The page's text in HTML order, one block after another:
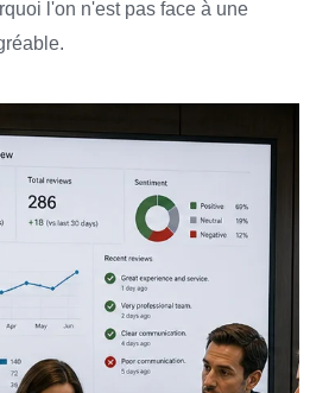
l'on n'est pas face à une